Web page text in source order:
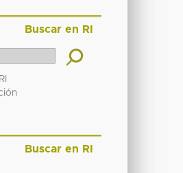
Buscar en RI
Buscar en RI